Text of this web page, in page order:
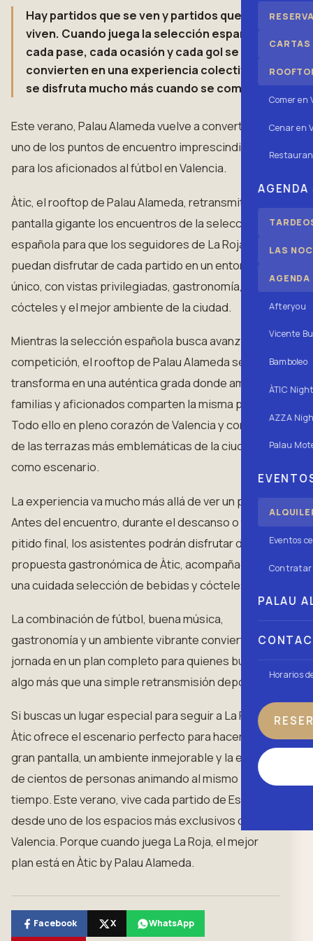
CARTAS
Comer en
Cenar en
AGENDA
LAS
Afteryou
Vicente
Bamboleo
ÀTIC
AZZA
Palau
Eventos
Contratar
PALAU
Horarios
Hay partidos que se ven y partidos que se
viven. Cuando juega la selección española,
cada pase, cada ocasión y cada gol se
convierten en una experiencia colectiva que
se disfruta mucho más cuando se comparte.
Este verano, Palau Alameda vuelve a convertirse en
uno de los puntos de encuentro imprescindibles
para los aficionados al fútbol en Valencia.
Àtic, el rooftop de Palau Alameda, retransmitirá en
pantalla gigante los encuentros de la selección
española para que los seguidores de La Roja
puedan disfrutar de cada partido en un entorno
único, con vistas privilegiadas, gastronomía,
cócteles y el mejor ambiente de la ciudad.
Mientras la selección española busca avanzar en la
competición, el rooftop de Palau Alameda se
transforma en una auténtica grada donde amigos,
familias y aficionados comparten la misma pasión.
Todo ello en pleno corazón de Valencia y con una
de las terrazas más emblemáticas de la ciudad
como escenario.
La experiencia va mucho más allá de ver un partido.
Antes del encuentro, durante el descanso o tras el
pitido final, los asistentes podrán disfrutar de la
propuesta gastronómica de Àtic, acompañada por
una cuidada selección de bebidas y cócteles.
La combinación de fútbol, buena música,
gastronomía y un ambiente vibrante convierte cada
jornada en un plan completo para quienes buscan
algo más que una simple retransmisión deportiva.
Si buscas un lugar especial para seguir a La Roja,
Àtic ofrece el escenario perfecto para hacerlo: una
gran pantalla, un ambiente inmejorable y la energía
de cientos de personas animando al mismo
tiempo. Este verano, vive cada partido de España
desde uno de los espacios más exclusivos de
Valencia. Porque cuando juega La Roja, el mejor
plan está en Àtic by Palau Alameda.
Facebook X WhatsApp